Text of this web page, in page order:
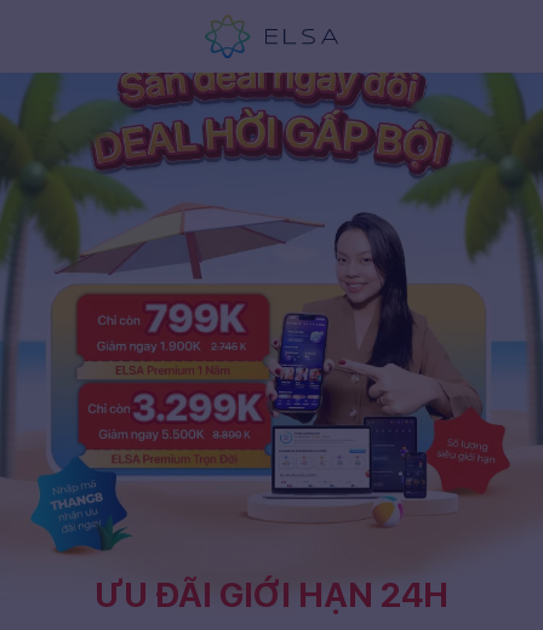
ƯU ĐÃI GIỚI HẠN 24H